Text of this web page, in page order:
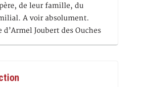
de leur famille, du
A voir absolument.
d’Armel Joubert des Ouches